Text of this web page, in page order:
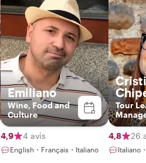
Emiliano
Wine, Food and
Culture
4,9 4 avis
English・Français・Italiano
Tour
Heart,
4,8 26
Italiano